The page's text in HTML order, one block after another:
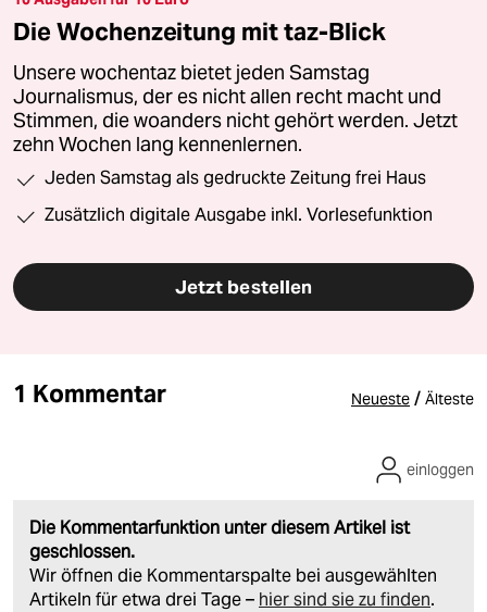
Die Wochenzeitung mit taz-Blick
Unsere wochentaz bietet jeden Samstag
Journalismus, der es nicht allen recht macht und
Stimmen, die woanders nicht gehört werden. Jetzt
zehn Wochen lang kennenlernen.
Jeden Samstag als gedruckte Zeitung frei Haus
Zusätzlich digitale Ausgabe inkl. Vorlesefunktion
Jetzt bestellen
1 Kommentar Neueste / Älteste
Die Kommentarfunktion unter diesem Artikel ist
geschlossen.
Wir öffnen die Kommentarspalte bei ausgewählten
Artikeln für etwa drei Tage – hier sind sie zu finden.
einloggen